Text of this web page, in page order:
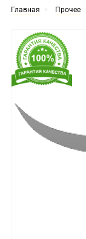
Главная Прочее